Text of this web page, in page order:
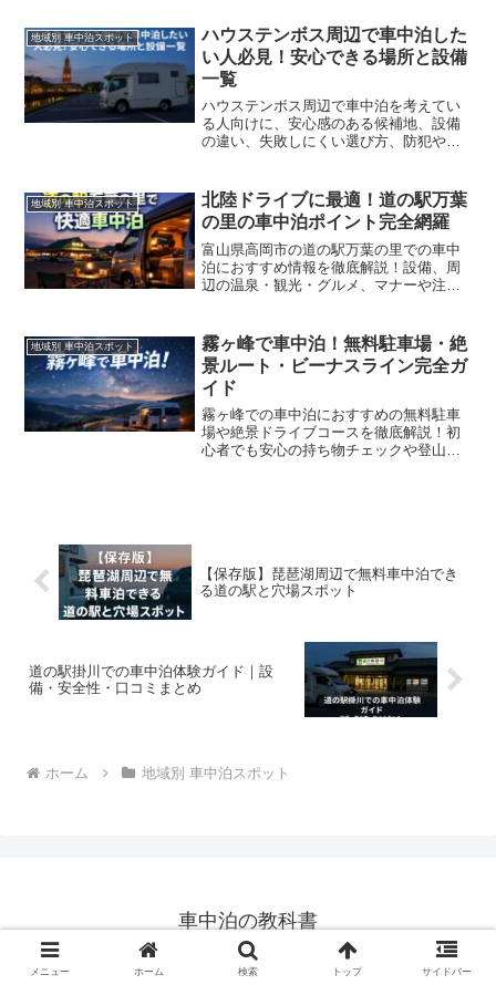
地域別 車中泊スポット
ハウステンボス周辺で車中泊した
い人必見！安心できる場所と設備
一覧
ハウステンボス周辺で車中泊を考えてい
る人向けに、安心感のある候補地、設備
の違い、失敗しにくい選び方、防犯やマ
地域別 車中泊スポット
北陸ドライブに最適！道の駅万葉
の里の車中泊ポイント完全網羅
富山県高岡市の道の駅万葉の里での車中
泊におすすめ情報を徹底解説！設備、周
辺の温泉・観光・グルメ、マナーや注意
地域別 車中泊スポット
霧ヶ峰で車中泊！無料駐車場・絶
景ルート・ビーナスライン完全ガ
イド
霧ヶ峰での車中泊におすすめの無料駐車
場や絶景ドライブコースを徹底解説！初
心者でも安心の持ち物チェックや登山と
【保存版】琵琶湖周辺で無料車中泊でき
る道の駅と穴場スポット
道の駅掛川での車中泊体験ガイド｜設
備・安全性・口コミまとめ
ホーム 地域別 車中泊スポット
車中泊の教科書
© 2025 車中泊の教科書.
メニュー ホーム 検索 トップ サイドバー